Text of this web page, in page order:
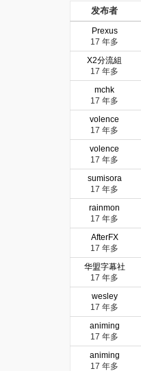
发布者
Prexus
17 年多
X2分流組
17 年多
mchk
17 年多
volence
17 年多
volence
17 年多
sumisora
17 年多
rainmon
17 年多
AfterFX
17 年多
华盟字幕社
17 年多
wesley
17 年多
animing
17 年多
animing
17 年多